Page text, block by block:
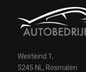
Westeind 1,
5245 NL, Rosmalen